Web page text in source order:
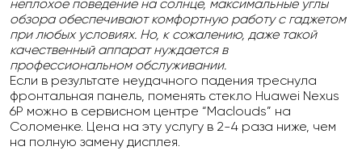
неплохое поведение на солнце, максимальные углы
обзора обеспечивают комфортную работу с гаджетом
при любых условиях. Но, к сожалению, даже такой
качественный аппарат нуждается в
профессиональном обслуживании.
Если в результате неудачного падения треснула
фронтальная панель, поменять стекло Huawei Nexus
6P можно в сервисном центре “Maclouds” на
Соломенке. Цена на эту услугу в 2-4 раза ниже, чем
на полную замену дисплея.